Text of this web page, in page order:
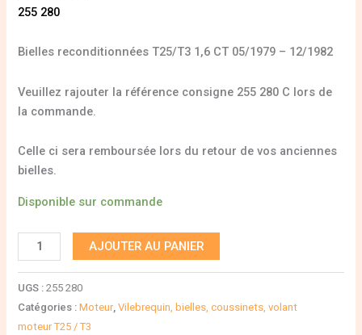
255 280
Bielles reconditionnées T25/T3 1,6 CT 05/1979 – 12/1982
Veuillez rajouter la référence consigne 255 280 C lors de
la commande.
Celle ci sera remboursée lors du retour de vos anciennes
bielles.
Disponible sur commande
AJOUTER AU PANIER
UGS :255 280
Catégories :Moteur,Vilebrequin, bielles, coussinets, volant
moteur T25 / T3